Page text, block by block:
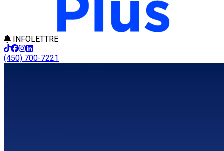
INFOLETTRE
(450) 700-7221